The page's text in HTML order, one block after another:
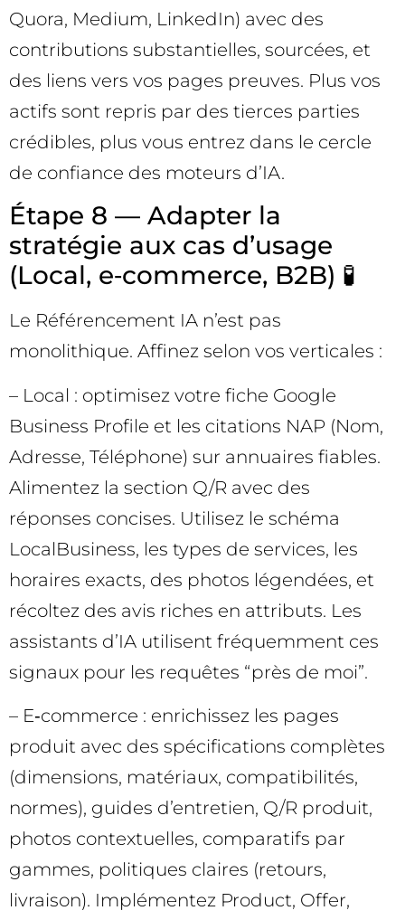
Quora, Medium, LinkedIn) avec des
contributions substantielles, sourcées, et
des liens vers vos pages preuves. Plus vos
actifs sont repris par des tierces parties
crédibles, plus vous entrez dans le cercle
de confiance des moteurs d’IA.
Étape 8 — Adapter la
stratégie aux cas d’usage
(Local, e‑commerce, B2B) 🧪
Le Référencement IA n’est pas
monolithique. Affinez selon vos verticales :
– Local : optimisez votre fiche Google
Business Profile et les citations NAP (Nom,
Adresse, Téléphone) sur annuaires fiables.
Alimentez la section Q/R avec des
réponses concises. Utilisez le schéma
LocalBusiness, les types de services, les
horaires exacts, des photos légendées, et
récoltez des avis riches en attributs. Les
assistants d’IA utilisent fréquemment ces
signaux pour les requêtes “près de moi”.
– E‑commerce : enrichissez les pages
produit avec des spécifications complètes
(dimensions, matériaux, compatibilités,
normes), guides d’entretien, Q/R produit,
photos contextuelles, comparatifs par
gammes, politiques claires (retours,
livraison). Implémentez Product, Offer,